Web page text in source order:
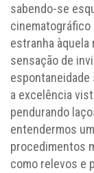
sabendo-se
estranha àquela
sensação de
espontaneidade
a excelência
pendurando
entendermos
procedimentos
como relevos e